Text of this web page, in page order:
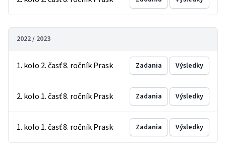
2022 / 2023
1. kolo 2. časť 8. ročník Prask Zadania Výsledky
2. kolo 1. časť 8. ročník Prask Zadania Výsledky
1. kolo 1. časť 8. ročník Prask Zadania Výsledky